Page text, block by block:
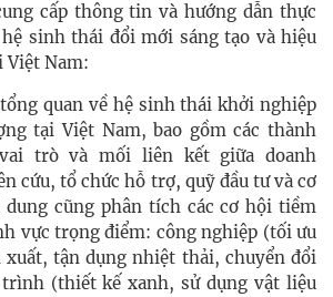
cấp thông tin và hướng dẫn thực
sinh thái đổi mới sáng tạo và hiệu
Việt Nam:
quan về hệ sinh thái khởi nghiệp
tại Việt Nam, bao gồm các thành
trò và mối liên kết giữa doanh
cứu, tổ chức hỗ trợ, quỹ đầu tư và cơ
dung cũng phân tích các cơ hội tiềm
vực trọng điểm: công nghiệp (tối ưu
tận dụng nhiệt thải, chuyển đổi
(thiết kế xanh, sử dụng vật liệu